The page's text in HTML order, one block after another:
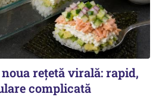
rețetă virală: rapid,
complicată